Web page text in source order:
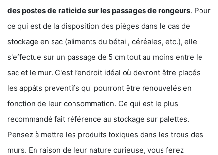
des postes de raticide sur les passages de rongeurs. Pour
ce qui est de la disposition des pièges dans le cas de
stockage en sac (aliments du bétail, céréales, etc.), elle
s'effectue sur un passage de 5 cm tout au moins entre le
sac et le mur. C'est l’endroit idéal où devront être placés
les appâts préventifs qui pourront être renouvelés en
fonction de leur consommation. Ce qui est le plus
recommandé fait référence au stockage sur palettes.
Pensez à mettre les produits toxiques dans les trous des
murs. En raison de leur nature curieuse, vous ferez